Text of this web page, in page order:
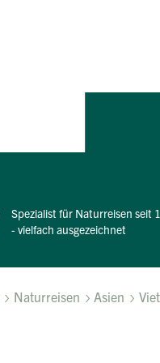
Spezialist für Naturreisen seit
- vielfach ausgezeichnet
Naturreisen Asien